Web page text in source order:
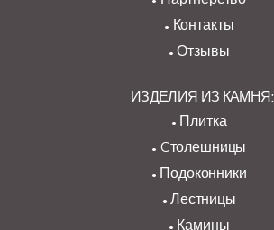
Контакты
Отзывы
ИЗДЕЛИЯ ИЗ КАМНЯ:
Плитка
Cтолешницы
Подоконники
Лестницы
Камины